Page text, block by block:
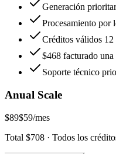
Generación
Procesamiento por
Créditos válidos 12
$468 facturado una
Soporte técnico
Anual Scale
$89$59/mes
Total $708 · Todos los